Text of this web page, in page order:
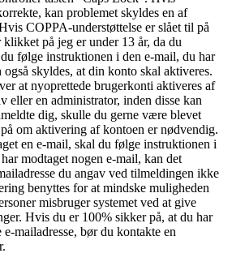
kan problemet skyldes en af
COPPA-understøttelse er slået til på
klikket på jeg er under 13 år, da du
følge instruktionen i den e-mail, du har
skyldes, at din konto skal aktiveres.
at nyoprettede brugerkonti aktiveres af
eller en administrator, inden disse kan
dig, skulle du gerne være blevet
om aktivering af kontoen er nødvendig.
en e-mail, skal du følge instruktionen i
modtaget nogen e-mail, kan det
du angav ved tilmeldingen ikke
benyttes for at mindske muligheden
misbruger systemet ved at give
Hvis du er 100% sikker på, at du har
mailadresse, bør du kontakte en